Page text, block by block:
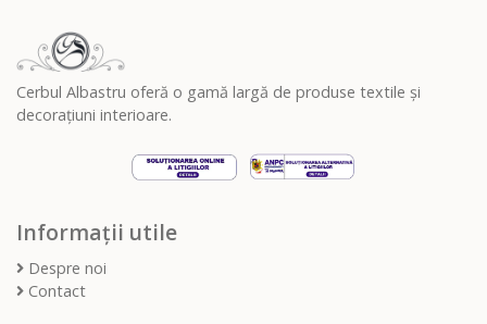
Cerbul Albastru oferă o gamă largă de produse textile și
decorațiuni interioare.
Informații utile
Despre noi
Contact